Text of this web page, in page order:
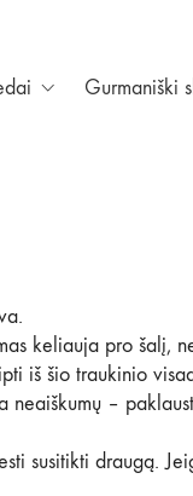
Gurmaniški
keliauja pro šalį,
iš šio traukinio
–
susitikti draugą.